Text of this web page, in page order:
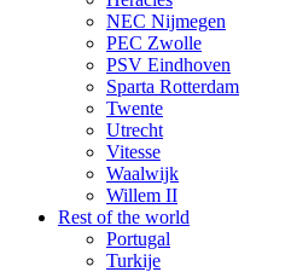
NEC Nijmegen
PEC Zwolle
PSV Eindhoven
Sparta Rotterdam
Twente
Utrecht
Vitesse
Waalwijk
Willem II
Rest of the world
Portugal
Turkije